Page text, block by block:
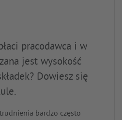
pracodawca i w
jest wysokość
Dowiesz się
bardzo często